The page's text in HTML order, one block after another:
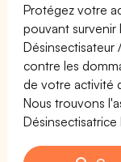
Protégez votre
pouvant survenir
Désinsectisateur
contre les
de votre activité
Nous trouvons